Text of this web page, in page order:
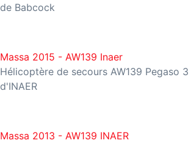
de Babcock
Massa 2015 - AW139 Inaer
Hélicoptère de secours AW139 Pegaso 3
d'INAER
Massa 2013 - AW139 INAER